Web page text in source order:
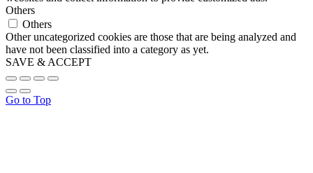
Others
Others
Other uncategorized cookies are those that are being analyzed and
have not been classified into a category as yet.
SAVE & ACCEPT
Go to Top